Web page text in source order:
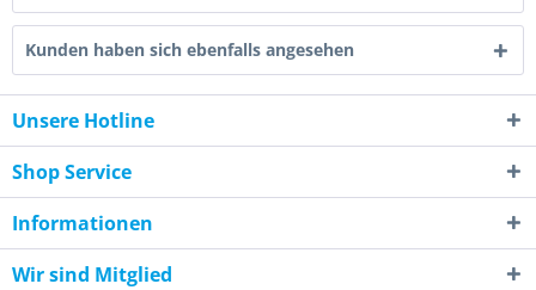
Kunden haben sich ebenfalls angesehen
Unsere Hotline
Shop Service
Informationen
Wir sind Mitglied